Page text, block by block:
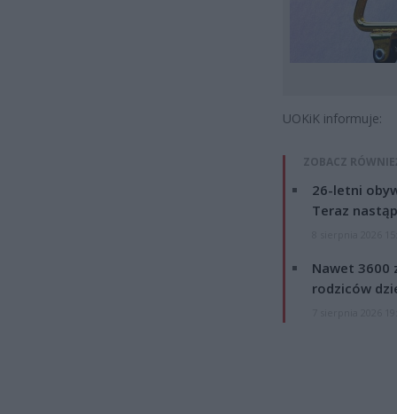
UOKiK informuje:
ZOBACZ
26-letni
Teraz
Nawet 3600
rodziców